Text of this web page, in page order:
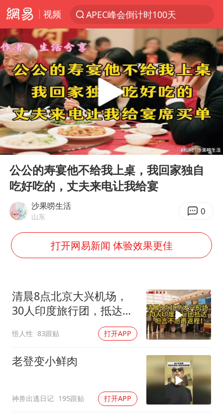
视频
APEC峰会倒计时100天
新能源汽车产业链提速
众星发文悼念秦焰
大连一起飞航班因乘客可乐爆瓶折返
SK海力士回应“或出售重庆工厂”传闻
白海豚突然大拐弯 走出罕见路线
独闯南太行失联女子遗体已找到
辽宁28名务农人员中暑死亡？官方辟谣
钟睒睒：必须限制电商平台权力
今日103只涨停股5只跌停股
“还不如不放假”
医疗垃圾做手机壳 这也是谋财害命
7月CPI同比上涨0.5% 经济内生增长动力持续增强
成都多趟列车临时停运
部分银行上调存款利率
Play
00:00 30:54
公公的寿宴他不给我上桌，我回家独自
吃好吃的，丈夫来电让我给宴
沙果唠生活
山东 0
打开网易新闻 体验效果更佳
清晨8点北京大兴机场，
30人印度旅行团，抵达，
悟人性 83跟贴 打开APP
老登变小鲜肉
神兽出逃日记 195跟贴 打开APP